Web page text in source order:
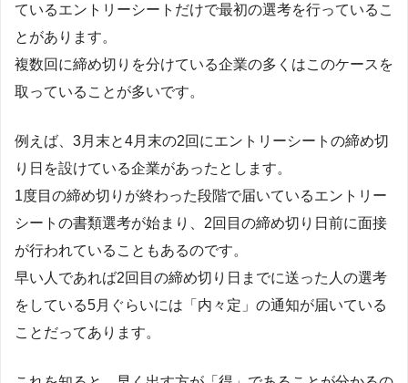
ているエントリーシートだけで最初の選考を行っているこ
とがあります。
複数回に締め切りを分けている企業の多くはこのケースを
取っていることが多いです。
例えば、3月末と4月末の2回にエントリーシートの締め切
り日を設けている企業があったとします。
1度目の締め切りが終わった段階で届いているエントリー
シートの書類選考が始まり、2回目の締め切り日前に面接
が行われていることもあるのです。
早い人であれば2回目の締め切り日までに送った人の選考
をしている5月ぐらいには「内々定」の通知が届いている
ことだってあります。